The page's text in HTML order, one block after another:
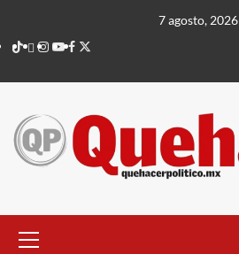
contenido
7 agosto, 2026
TikTok
threads
Instagram
Youtube
Facebook
X
principal